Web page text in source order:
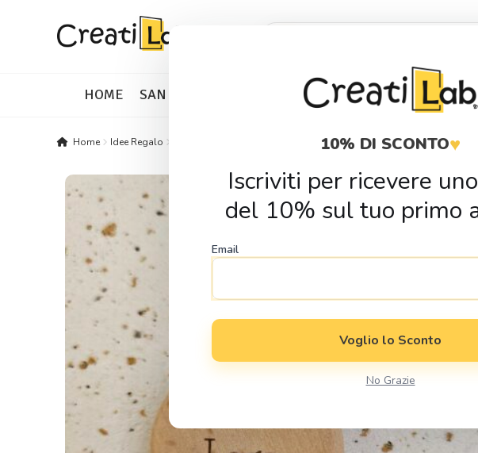
Skip
to
Skip
to
Products
HOME SAN VALENTINO IDEE REGALO BOMBONIERE
Home Idee Regalo Regali per Amici Portachiavi in
10% DI SCONTO♥
Iscriviti per ricevere
del 10% sul tuo primo
Email
Voglio lo Sconto
No Grazie